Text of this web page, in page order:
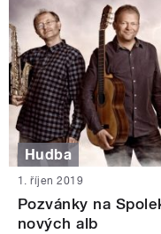
Hudba
1. říjen 2019
Pozvánky na
nových alb